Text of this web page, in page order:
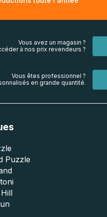
Vous avez un magasin ?
à nos prix revendeurs ?
Vous êtes professionnel ?
en grande quantité.
Puzzle